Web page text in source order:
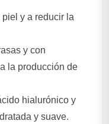
y a reducir la
y con
la producción de
hialurónico y
y suave.